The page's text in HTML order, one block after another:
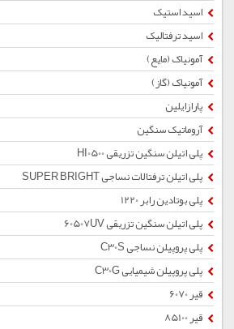
اسید استیک
اسید ترفتالیک
آمونیاک (مایع)
آمونیاک (گاز)
پارازایلین
آروماتیک سنگین
پلی اتیلن سنگین تزریقی HI0500
پلی اتیلن ترفتالات نساجی SUPER BRIGHT
پلی بوتادین رابر 1220
پلی اتیلن سنگین تزریقی 60507UV
پلی پروپیلن نساجی C30S
پلی پروپیلن شیمیایی C30G
قیر 6070
قیر 85100